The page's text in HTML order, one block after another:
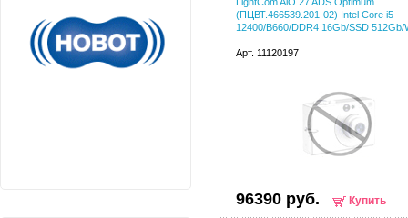
(ПЦВТ.466539.201-02) Intel Core i5
12400/B660/DDR4 16Gb/SSD 512Gb/
Арт. 11120197
96390 руб. Купить